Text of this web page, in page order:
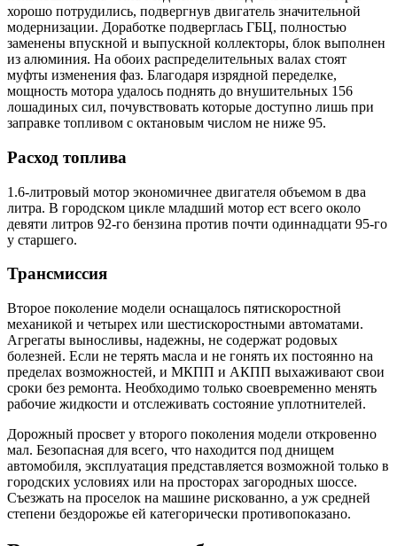
хорошо потрудились, подвергнув двигатель значительной
модернизации. Доработке подверглась ГБЦ, полностью
заменены впускной и выпускной коллекторы, блок выполнен
из алюминия. На обоих распределительных валах стоят
муфты изменения фаз. Благодаря изрядной переделке,
мощность мотора удалось поднять до внушительных 156
лошадиных сил, почувствовать которые доступно лишь при
заправке топливом с октановым числом не ниже 95.
Расход топлива
1.6-литровый мотор экономичнее двигателя объемом в два
литра. В городском цикле младший мотор ест всего около
девяти литров 92-го бензина против почти одиннадцати 95-го
у старшего.
Трансмиссия
Второе поколение модели оснащалось пятискоростной
механикой и четырех или шестискоростными автоматами.
Агрегаты выносливы, надежны, не содержат родовых
болезней. Если не терять масла и не гонять их постоянно на
пределах возможностей, и МКПП и АКПП выхаживают свои
сроки без ремонта. Необходимо только своевременно менять
рабочие жидкости и отслеживать состояние уплотнителей.
Дорожный просвет у второго поколения модели откровенно
мал. Безопасная для всего, что находится под днищем
автомобиля, эксплуатация представляется возможной только в
городских условиях или на просторах загородных шоссе.
Съезжать на проселок на машине рискованно, а уж средней
степени бездорожье ей категорически противопоказано.